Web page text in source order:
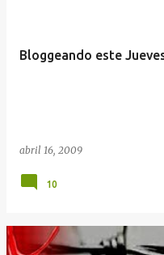
Bloggeando este
abril 16, 2009
10